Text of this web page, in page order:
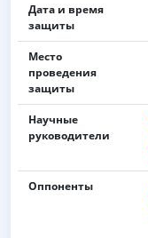
Дата и время
защиты
Место
проведения
защиты
Научные
руководители
Оппоненты